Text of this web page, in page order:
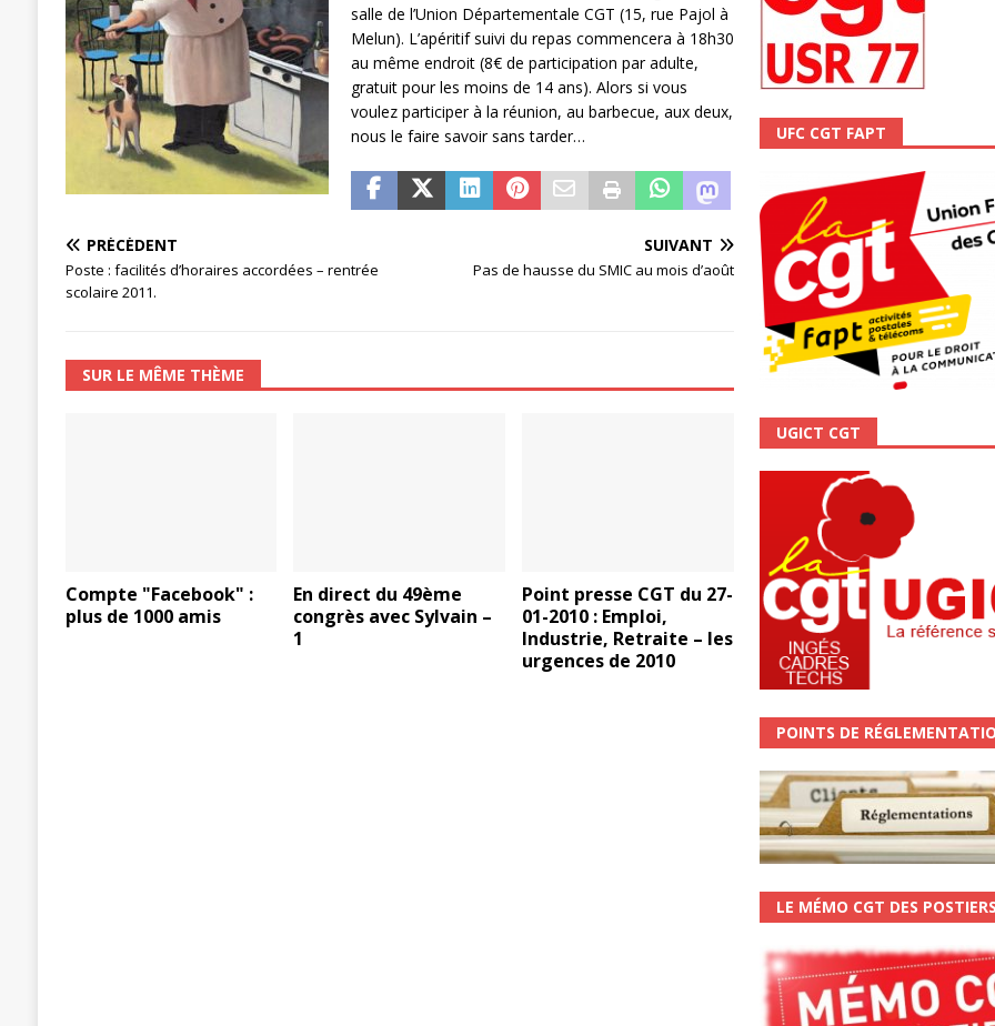
[ 27 avril 2024 ] 1er MAI 2024 ACTUALITÉ
salle de l’Union Départementale CGT (15, rue Pajol à
Melun). L’apéritif suivi du repas commencera à 18h30
au même endroit (8€ de participation par adulte,
gratuit pour les moins de 14 ans). Alors si vous
voulez participer à la réunion, au barbecue, aux deux,
nous le faire savoir sans tarder…
PRÉCÉDENT
Poste : facilités d’horaires accordées – rentrée
scolaire 2011.
SUIVANT
Pas de hausse du SMIC au mois d’août
SUR LE MÊME THÈME
Compte "Facebook" :
plus de 1000 amis
En direct du 49ème
congrès avec Sylvain –
1
Point presse CGT du 27-
01-2010 : Emploi,
Industrie, Retraite – les
urgences de 2010
UFC CGT FAPT
UGICT CGT
POINTS DE
LE MÉMO CGT DES